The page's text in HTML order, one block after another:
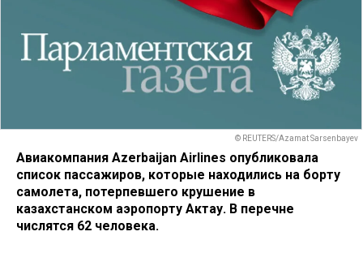
© REUTERS/Azamat Sarsenbayev
Авиакомпания Azerbaijan Airlines опубликовала
список пассажиров, которые находились на борту
самолета, потерпевшего крушение в
казахстанском аэропорту Актау. В перечне
числятся 62 человека.